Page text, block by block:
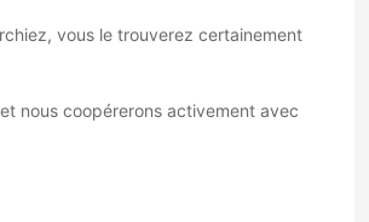
vous le trouverez certainement
nous coopérerons activement avec